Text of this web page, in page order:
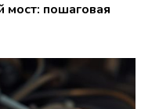
мост: пошаговая